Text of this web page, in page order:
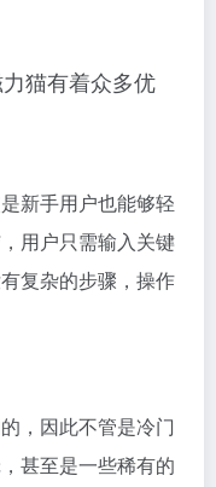
猫有着众多优
新手用户也能够轻
用户只需输入关键
复杂的步骤，操作
，因此不管是冷门
甚至是一些稀有的